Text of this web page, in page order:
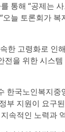
통해 “공제는
늘 토론회가
한 고령화로
전을 위한 시스
한국노인복지
부 지원이 요구
속적인 노력과